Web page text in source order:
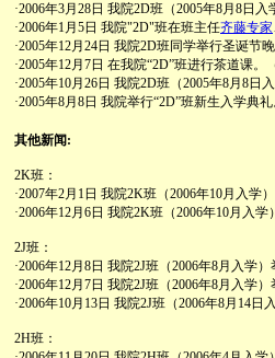
·2006年3月28日 我院2D班（2005年8月8日
·2006年1月5日 我院"2D"班在班主任齐藤专家
·2005年12月24日 我院2D班同学举行圣诞节
·2005年12月7日 在我院“2D”班进行茶道课。
·2005年10月26日 我院2D班（2005年8月8日
·2005年8月8日 我院举行“2D”班新生入学典
其他新闻:
2K班：
·2007年2月1日 我院2K班（2006年10月入学
·2006年12月6日 我院2K班（2006年10月入
2J班：
·2006年12月8日 我院2J班（2006年8月入学
·2006年12月7日 我院2J班（2006年8月入学
·2006年10月13日 我院2J班（2006年8月14
2H班：